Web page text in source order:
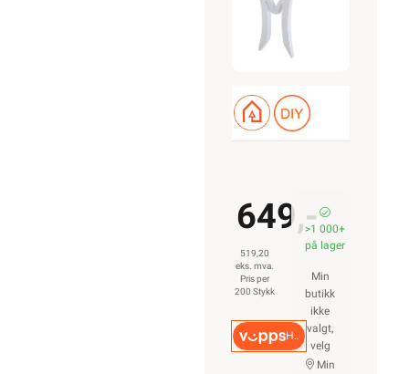
649,-
519,20
eks. mva.
Pris per
200 Stykk
Hurtigkasse
>1 000+
på lager
Min
butikk
ikke
valgt,
velg
Min